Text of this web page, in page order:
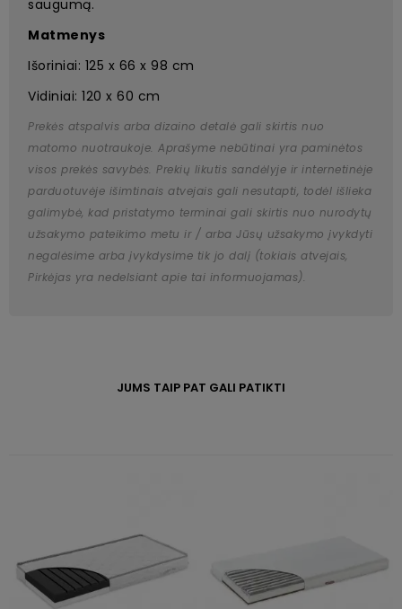
saugumą.
Matmenys
Išoriniai: 125 x 66 x 98 cm
Vidiniai: 120 x 60 cm
Prekės atspalvis arba dizaino detalė gali skirtis nuo
matomo nuotraukoje. Aprašyme nebūtinai yra paminėtos
visos prekės savybės. Prekių likutis sandėlyje ir internetinėje
parduotuvėje išimtinais atvejais gali nesutapti, todėl išlieka
galimybė, kad pristatymo terminai gali skirtis nuo nurodytų
užsakymo pateikimo metu ir / arba Jūsų užsakymo įvykdyti
negalėsime arba įvykdysime tik jo dalį (tokiais atvejais,
Pirkėjas yra nedelsiant apie tai informuojamas).
JUMS TAIP PAT GALI PATIKTI